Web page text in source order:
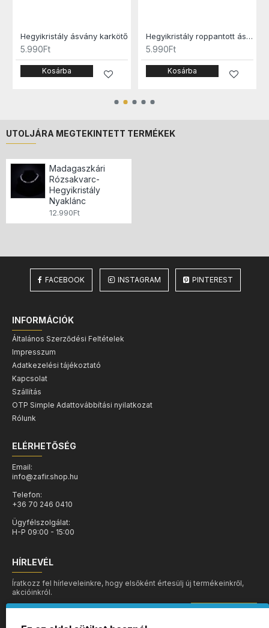
Hegyikristály ásvány karkötő
5.990Ft
Kosárba
Hegyikristály roppantott ásvány karkötő
5.990Ft
Kosárba
UTOLJÁRA MEGTEKINTETT TERMÉKEK
Madagaszkári
Rózsakvarc-
Hegyikristály
Nyaklánc
12.990Ft
FACEBOOK INSTAGRAM PINTEREST
INFORMÁCIÓK
Általános Szerződési Feltételek
Impresszum
Adatkezelési tájékoztató
Kapcsolat
Szállítás
OTP Simple Adattovábbítási nyilatkozat
Rólunk
ELÉRHETŐSÉG
Email:
info@zafir.shop.hu
Telefon:
+36 70 246 0410
Ügyfélszolgálat:
H-P 09:00 - 15:00
HÍRLEVÉL
Íratkozz fel hírleveleinkre, hogy elsőként értesülj új termékeinkről,
akcióinkról.